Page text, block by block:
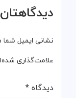
نشانی ایمیل
علامت‌گذاری
دیدگاه *